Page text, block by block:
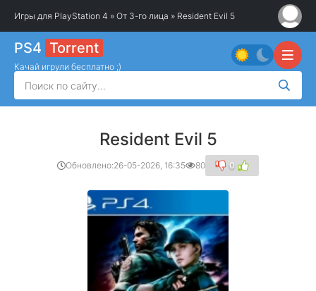
Игры для PlayStation 4 » От 3-го лица » Resident Evil 5
PS4 Torrent
Качай игрули бесплатно ;)
Resident Evil 5
Обновлено:26-05-2026, 16:35 80 0